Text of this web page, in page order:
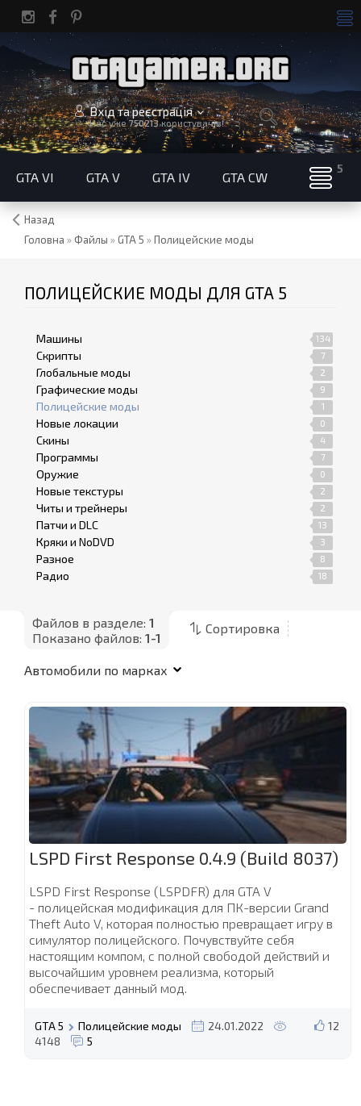
Вхід та реєстрація
Нас уже750213користувачів!
GTA VI GTA V GTA IV GTA CW
Назад
Головна »Файлы » GTA 5 »Полицейские моды
ПОЛИЦЕЙСКИЕ МОДЫ ДЛЯ GTA 5
Машины 134
Скрипты 7
Глобальные моды 2
Графические моды 9
Полицейские моды 1
Новые локации 0
Скины 4
Программы 7
Оружие 0
Новые текстуры 2
Читы и трейнеры 2
Патчи и DLC 13
Кряки и NoDVD 3
Разное 8
Радио 18
Файлов в разделе: 1
Показано файлов: 1-1
Сортировка
LSPD First Response 0.4.9 (Build 8037)
LSPD First Response (LSPDFR) для GTA V
- полицейская модификация для ПК-версии Grand
Theft Auto V, которая полностью превращает игру в
симулятор полицейского. Почувствуйте себя
настоящим компом, с полной свободой действий и
высочайшим уровнем реализма, который
обеспечивает данный мод.
12
GTA 5 Полицейские моды
24.01.2022
4148
5